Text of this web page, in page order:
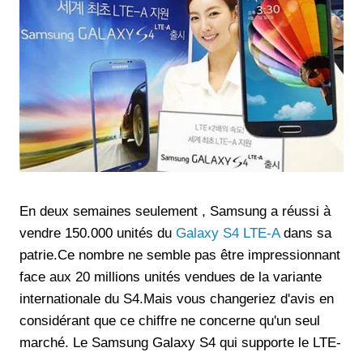
En deux semaines seulement , Samsung a réussi à
vendre 150.000 unités du Galaxy S4 LTE-Adans sa
patrie.Ce nombre ne semble pas être impressionnant
face aux 20 millions unités vendues de la variante
internationale du S4.Mais vous changeriez d'avis en
considérant que ce chiffre ne concerne qu'un seul
marché. Le Samsung Galaxy S4 qui supporte le LTE-